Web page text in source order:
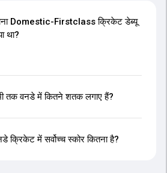
Domestic-Firstclass क्रिकेट डेब्यू
था?
वनडे में कितने शतक लगाए हैं?
में सर्वोच्च स्कोर कितना है?